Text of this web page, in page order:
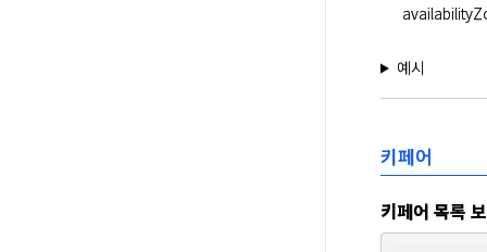
예시
키페어
키페어 목록